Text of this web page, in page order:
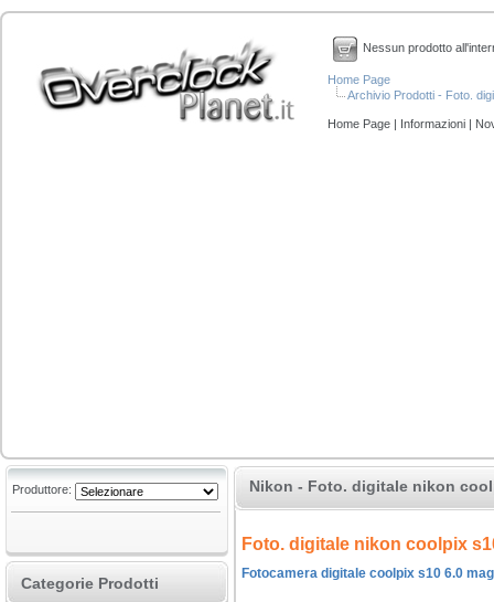
Nessun prodotto
Home Page
Archivio Prodotti - Foto.
Home Page | Informazioni |
Produttore:
Categorie Prodotti
Nikon - Foto. digitale nikon
Foto. digitale nikon coolpix
Fotocamera digitale coolpix s10 6.0